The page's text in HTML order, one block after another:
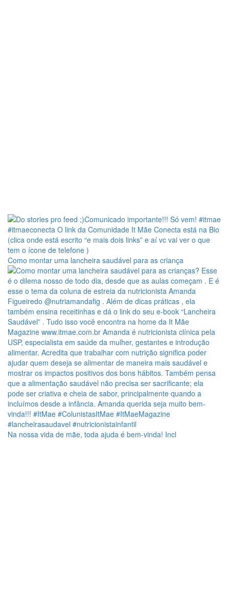
Como montar uma lancheira saudável para as criança
Na nossa vida de mãe, toda ajuda é bem-vinda! Incl